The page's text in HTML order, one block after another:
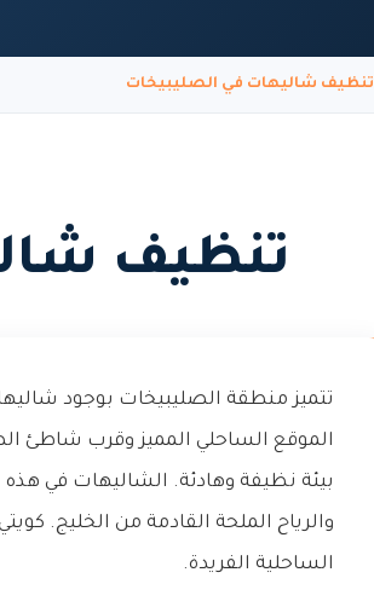
تنظيف شاليهات في الصليبيخات
تنظيف
تتميز منطقة الصليبيخات بوجود
الموقع الساحلي المميز وقرب شاطئ
بيئة نظيفة وهادئة. الشاليهات في هذه
والرياح الملحة القادمة من الخليج.
الساحلية الفريدة.